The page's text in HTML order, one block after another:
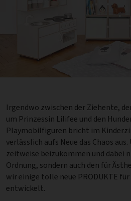
Irgendwo zwischen der Ziehente,
um Prinzessin Lilifee und den
Playmobilfiguren bricht im
verlässlich aufs Neue das Chaos
zeitweise beizukommen und dabei
Ordnung, sondern auch den für
wir einige tolle neue PRODUKTE
entwickelt.